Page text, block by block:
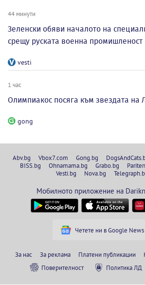
44 минути
Зеленски обяви началото на
срещу руската военна промишленост
vesti
1 час
Олимпиакос посяга към звездата на
gong
Abv.bg Vbox7.com Gong.bg
BISS.bg
Ohnamama.bg Grabo.bg
Vesti.bg
Nova.bg
Мобилното приложение на
Четете ни в Google News
За нас За реклама Платени публикации
Поверителност
Политика ЛД